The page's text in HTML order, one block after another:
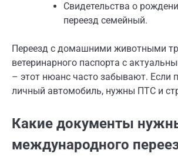
Свидетельства о
переезд семейный.
Переезд с домашними животными
ветеринарного паспорта с
– этот нюанс часто забывают. Если
личный автомобиль, нужны ПТС и
Какие документы
международного